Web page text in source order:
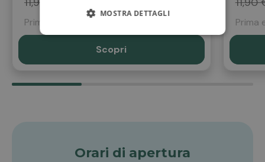
Prima era
Scopri
Prima
Orari di apertura
MOSTRA DETTAGLI